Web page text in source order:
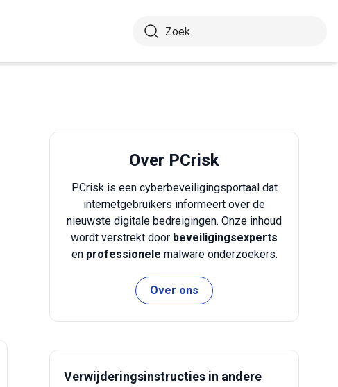
Over PCrisk
PCrisk is een cyberbeveiligingsportaal dat
internetgebruikers informeert over de
nieuwste digitale bedreigingen. Onze inhoud
wordt verstrekt door beveiligingsexperts
en professionele malware onderzoekers.
Over ons
Verwijderingsinstructies in andere